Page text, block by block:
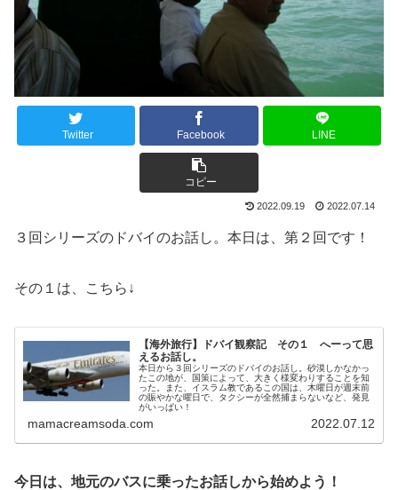
Twitter Facebook LINE
コピー
2022.09.19 2022.07.14
３回シリーズのドバイのお話し。本日は、第２回です！
その１は、こちら↓
【海外旅行】ドバイ観察記 その１ へーって思
えるお話し。
本日から３回シリーズのドバイのお話し。砂漠しかなかっ
たこの地が、国策によって、大きく様変わりすることを知
った。また、イスラム教であるこの国は、木曜日が週末前
の賑やかな曜日で、タクシーが全然捕まらないなど、発見
がいっぱい！
mamacreamsoda.com 2022.07.12
今日は、地元のバスに乗ったお話しから始めよう！